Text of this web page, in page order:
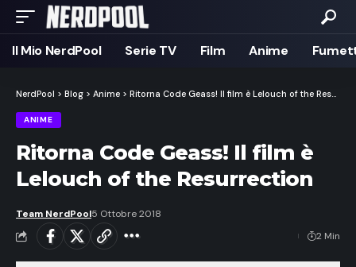
Il Mio NerdPool Serie TV Film Anime
NerdPool > Blog > Anime > Ritorna Code Geass! Il film è Lelouch of the Resurrection
ANIME
Ritorna Code Geass! Il film è
Lelouch of the Resurrection
Team NerdPool5 Ottobre 2018
2 Min